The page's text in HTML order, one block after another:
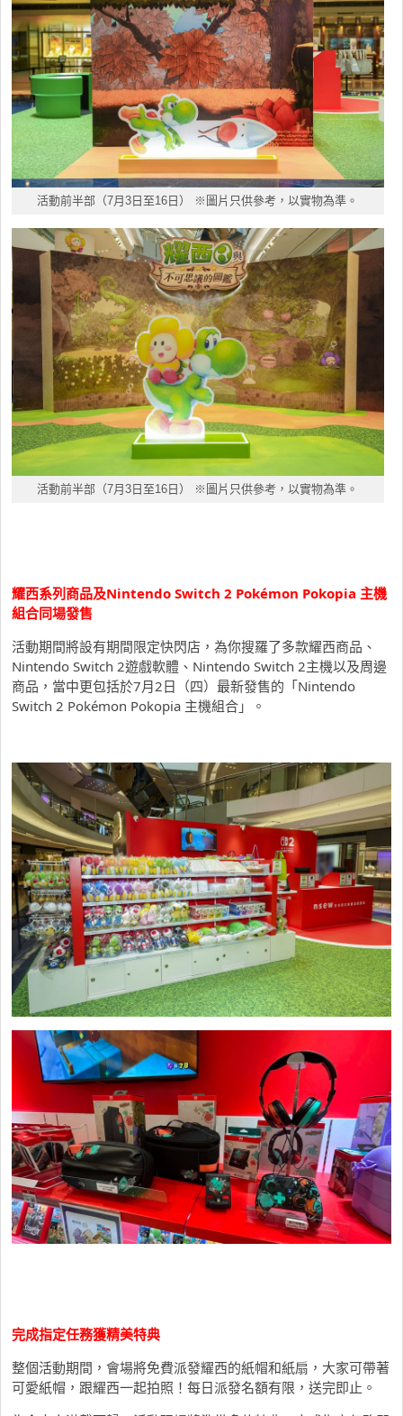
活動前半部（7月3日至16日） ※圖片只供參考，以實物為準。
活動前半部（7月3日至16日） ※圖片只供參考，以實物為準。
耀西系列商品及Nintendo Switch 2 Pokémon Pokopia 主機
組合同場發售
活動期間將設有期間限定快閃店，為你搜羅了多款耀西商品、
Nintendo Switch 2遊戲軟體、Nintendo Switch 2主機以及周邊
商品，當中更包括於7月2日（四）最新發售的「Nintendo
Switch 2 Pokémon Pokopia 主機組合」。
完成指定任務獲精美特典
整個活動期間，會場將免費派發耀西的紙帽和紙扇，大家可帶著
可愛紙帽，跟耀西一起拍照！每日派發名額有限，送完即止。